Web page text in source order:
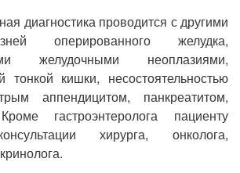
диагностика проводится с другими
оперированного желудка,
желудочными неоплазиями,
тонкой кишки, несостоятельностью
аппендицитом, панкреатитом,
гастроэнтеролога пациенту
хирурга, онколога,